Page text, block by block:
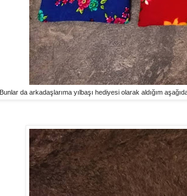
Bunlar da arkadaşlarıma yılbaşı hediyesi olarak aldığım